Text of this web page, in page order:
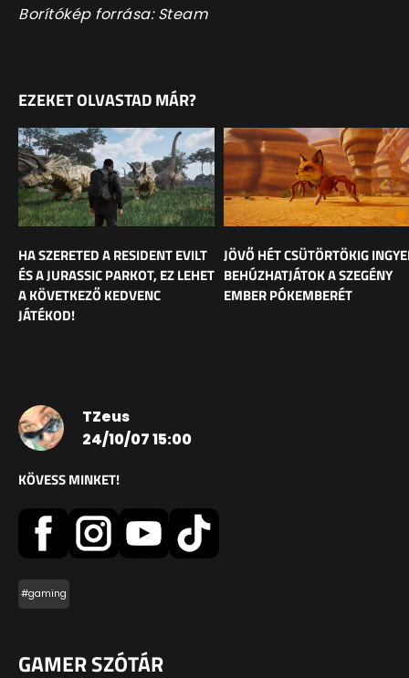
Borítókép forrása: Steam
EZEKET OLVASTAD MÁR?
HA SZERETED A RESIDENT EVILT
ÉS A JURASSIC PARKOT, EZ LEHET
A KÖVETKEZŐ KEDVENC
JÁTÉKOD!
JÖVŐ HÉT CSÜTÖRTÖKIG
BEHÚZHATJÁTOK A SZEGÉNY
EMBER PÓKEMBERÉT
TZeus
24/10/07 15:00
KÖVESS MINKET!
#gaming
GAMER SZÓTÁR